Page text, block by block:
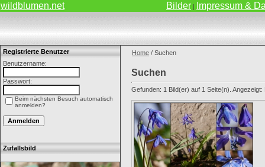
wildblumen.net Bilder | Impressum &
Registrierte Benutzer
Benutzername:
Passwort:
Beim nächsten Besuch automatisch
anmelden?
Zufallsbild
Home / Suchen
Suchen
Gefunden: 1 Bild(er) auf 1 Seite(n). Angezeigt: